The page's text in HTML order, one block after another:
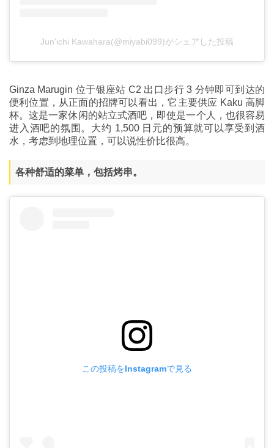
Jun'ichi Kawahara(@miyabi099)がシェアした投稿
Ginza Marugin 位于银座站 C2 出口步行 3 分钟即可到达的
便利位置，从正面的招牌可以看出，它主要供应 Kaku 高脚
杯。这是一家休闲的站立式酒吧，即使是一个人，也很容易
进入酒吧的氛围。大约 1,500 日元的预算就可以享受到酒
水，考虑到地理位置，可以说性价比很高。
各种舒适的菜单，包括烤串。
この投稿をInstagramで見る